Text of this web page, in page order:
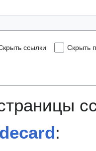
ссылки Скрыть
: